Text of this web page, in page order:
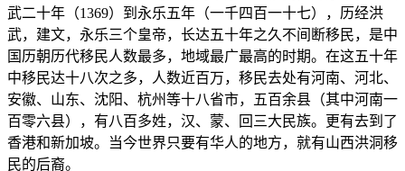
武二十年（1369）到永乐五年（一千四百一十七），历经洪
武，建文，永乐三个皇帝，长达五十年之久不间断移民，是中
国历朝历代移民人数最多，地域最广最高的时期。在这五十年
中移民达十八次之多，人数近百万，移民去处有河南、河北、
安徽、山东、沈阳、杭州等十八省市，五百余县（其中河南一
百零六县），有八百多姓，汉、蒙、回三大民族。更有去到了
香港和新加坡。当今世界只要有华人的地方，就有山西洪洞移
民的后裔。